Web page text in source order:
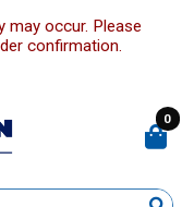
may occur. Please
confirmation.
0